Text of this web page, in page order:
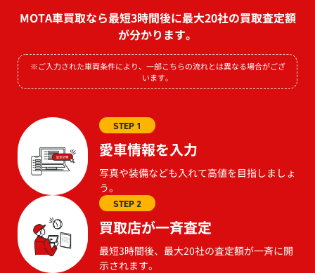
MOTA車買取なら最短3時間後に最大20社の買取査定額
が分かります。
※ご入力された車両条件により、一部こちらの流れとは異なる場合がござ
います。
STEP 1
愛車情報を入力
写真や装備なども入れて高値を目指しましょ
う。
STEP 2
買取店が一斉査定
最短3時間後、最大20社の査定額が一斉に開
示されます。